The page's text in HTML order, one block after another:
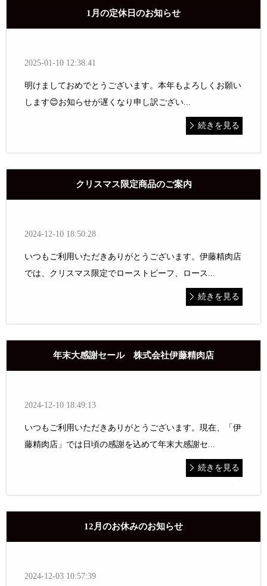
1月の定休日のお知らせ
2025-01-10 12:38:41
明けましておめでとうございます。本年もよろしくお願い
します😊お知らせが遅くなり申し訳ござい...
続きを見る
クリスマス限定商品のご案内
2024-12-10 18:50:28
いつもご利用いただきありがとうございます。伊藤精肉店
では、クリスマス限定でローストビーフ、ロース...
続きを見る
年末大感謝セール 株式会社伊藤精肉店
2024-12-10 18:49:13
いつもご利用いただきありがとうございます。現在、「伊
藤精肉店」では日頃の感謝を込めて年末大感謝セ...
続きを見る
12月のお休みのお知らせ
2024-12-03 10:57:39